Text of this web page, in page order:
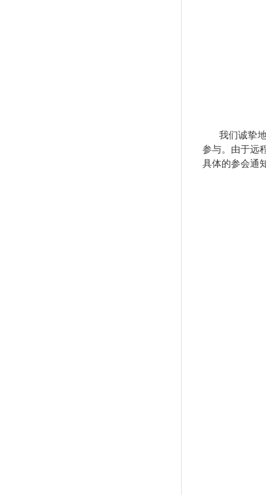
我们诚挚
参与。由于远
具体的参会通